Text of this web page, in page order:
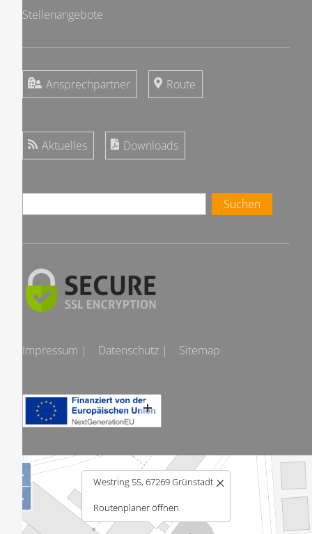
Stellenangebote
Ansprechpartner Route
Aktuelles Downloads
Suchen
Impressum | Datenschutz | Sitemap
Westring 55, 67269 Grünstadt
Routenplaner öffnen
+
−